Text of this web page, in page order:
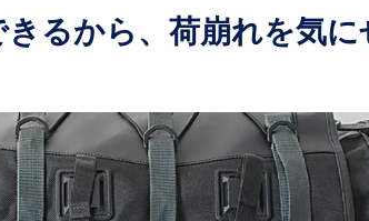
るから、荷崩れを気に